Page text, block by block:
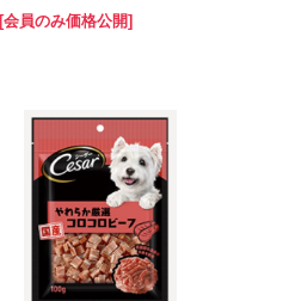
[会員のみ価格公開]